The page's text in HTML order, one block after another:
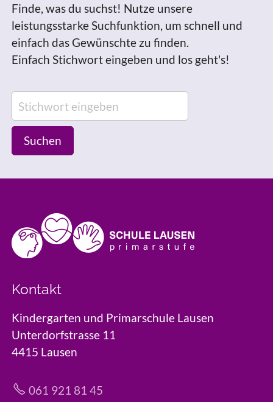
Finde, was du suchst! Nutze unsere
leistungsstarke Suchfunktion, um schnell und
einfach das Gewünschte zu finden.
Einfach Stichwort eingeben und los geht's!
Suchen
Kontakt
Kindergarten und Primarschule Lausen
Unterdorfstrasse 11
4415 Lausen
061 921 81 45